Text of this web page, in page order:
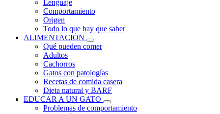
Lenguaje
Comportamiento
Origen
Todo lo que hay que saber
ALIMENTACIÓN
Qué pueden comer
Adultos
Cachorros
Gatos con patologías
Recetas de comida casera
Dieta natural y BARF
EDUCAR A UN GATO
Problemas de comportamiento